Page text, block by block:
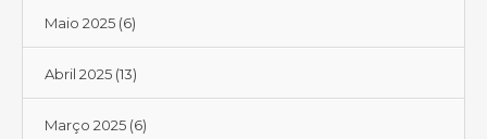
Maio 2025 (6)
Abril 2025 (13)
Março 2025 (6)